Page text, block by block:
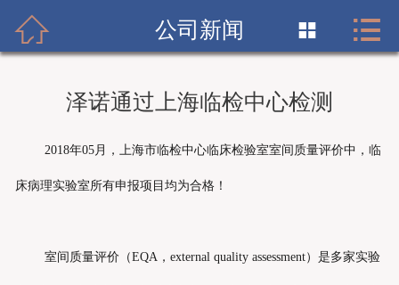
首页
产品展示
新闻资讯
在线订单
 公司新闻  
泽诺通过上海临检中心检测
2018年05月，上海市临检中心临床检验室室间质量评价中，临
床病理实验室所有申报项目均为合格！
室间质量评价（EQA，external quality assessment）是多家实验